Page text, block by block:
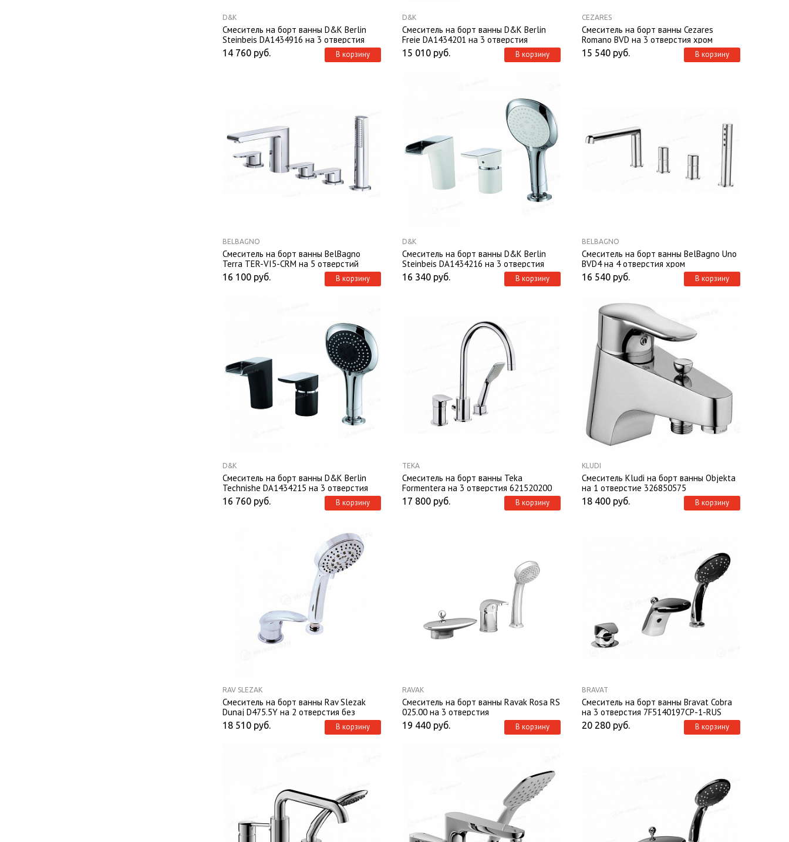
D&K
Смеситель на борт ванны D&K Berlin
Steinbeis DA1434916 на 3 отверстия
белый
14 760 руб. В корзину
D&K
Смеситель на борт ванны D&K Berlin
Freie DA1434201 на 3 отверстия
15 010 руб. В корзину
CEZARES
Смеситель на борт ванны Cezares
Romano BVD на 3 отверстия хром
15 540 руб. В корзину
BELBAGNO
Смеситель на борт ванны BelBagno
Terra TER-VI5-CRM на 5 отверстий
16 100 руб. В корзину
D&K
Смеситель на борт ванны D&K Berlin
Steinbeis DA1434216 на 3 отверстия
16 340 руб. В корзину
BELBAGNO
Смеситель на борт ванны BelBagno Uno
BVD4 на 4 отверстия хром
16 540 руб. В корзину
D&K
Смеситель на борт ванны D&K Berlin
Technishe DA1434215 на 3 отверстия
каскад
16 760 руб. В корзину
TEKA
Смеситель на борт ванны Teka
Formentera на 3 отверстия 621520200
17 800 руб. В корзину
KLUDI
Смеситель Kludi на борт ванны Objekta
на 1 отверстие 326850575
18 400 руб. В корзину
RAV SLEZAK
Смеситель на борт ванны Rav Slezak
Dunaj D475.5Y на 2 отверстия без
излива хром
18 510 руб. В корзину
RAVAK
Смеситель на борт ванны Ravak Rosa RS
025.00 на 3 отверстия
19 440 руб. В корзину
BRAVAT
Смеситель на борт ванны Bravat Cobra
на 3 отверстия 7F5140197CP-1-RUS
20 280 руб. В корзину